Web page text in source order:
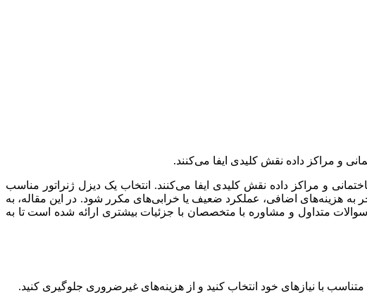
و مراکز داده نقش کلیدی ایفا می‌کنند.
و مراکز داده نقش کلیدی ایفا می‌کنند. انتخاب یک دیزل ژنراتور مناسب
هزینه‌های اضافی، عملکرد ضعیف یا خرابی‌های مکرر شود. در این مقاله، به
متداول و مشاوره با متخصصان با جزئیات بیشتری ارائه شده است تا به
با نیازهای خود انتخاب کنید و از هزینه‌های غیرضروری جلوگیری کنید.